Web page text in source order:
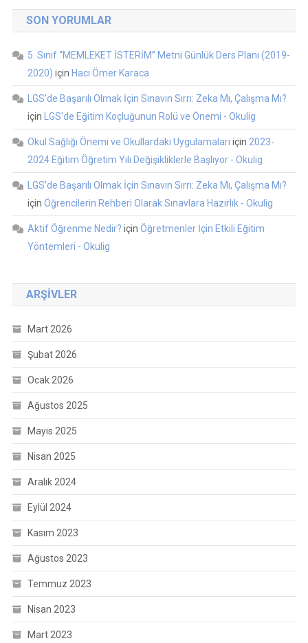
SON YORUMLAR
5. Sınıf “MEMLEKET İSTERİM” Metni Günlük Ders Planı (2019-
2020) için Hacı Ömer Karaca
LGS’de Başarılı Olmak İçin Sınavın Sırrı: Zeka Mı, Çalışma Mı?
için LGS'de Eğitim Koçluğunun Rolü ve Önemi - Okulig
Okul Sağlığı Önemi ve Okullardaki Uygulamaları için 2023-
2024 Eğitim Öğretim Yılı Değişikliklerle Başlıyor - Okulig
LGS’de Başarılı Olmak İçin Sınavın Sırrı: Zeka Mı, Çalışma Mı?
için Öğrencilerin Rehberi Olarak Sınavlara Hazırlık - Okulig
Aktif Öğrenme Nedir? için Öğretmenler İçin Etkili Eğitim
Yöntemleri - Okulig
ARŞIVLER
Mart 2026
Şubat 2026
Ocak 2026
Ağustos 2025
Mayıs 2025
Nisan 2025
Aralık 2024
Eylül 2024
Kasım 2023
Ağustos 2023
Temmuz 2023
Nisan 2023
Mart 2023